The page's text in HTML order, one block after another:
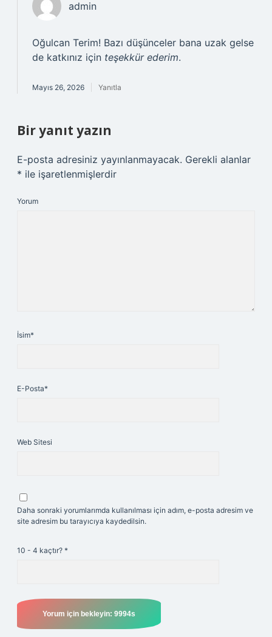
admin
Oğulcan Terim! Bazı düşünceler bana uzak gelse
de katkınız için teşekkür ederim.
Mayıs 26, 2026 Yanıtla
Bir yanıt yazın
E-posta adresiniz yayınlanmayacak. Gerekli alanlar
* ile işaretlenmişlerdir
Yorum
İsim*
E-Posta*
Web Sitesi
Daha sonraki yorumlarımda kullanılması için adım, e-posta adresim ve
site adresim bu tarayıcıya kaydedilsin.
10 - 4 kaçtır? *